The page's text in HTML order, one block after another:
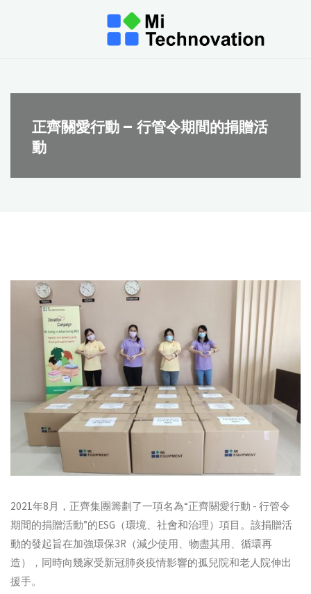
正齊關愛行動 – 行管令期間的捐贈活
動
2021年8月，正齊集團籌劃了一項名為“正齊關愛行動 - 行管令
期間的捐贈活動”的ESG（環境、社會和治理）項目。該捐贈活
動的發起旨在加強環保3R（減少使用、物盡其用、循環再
造），同時向幾家受新冠肺炎疫情影響的孤兒院和老人院伸出
援手。